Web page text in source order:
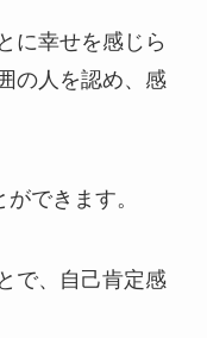
に幸せを感じら
の人を認め、感
できます。
で、自己肯定感